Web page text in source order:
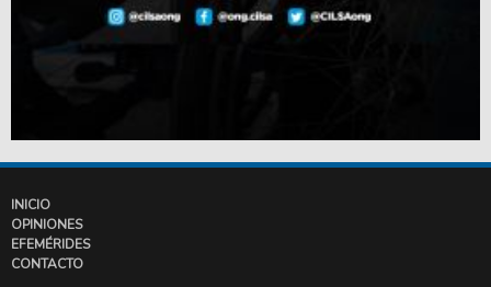
INICIO
OPINIONES
EFEMÉRIDES
CONTACTO